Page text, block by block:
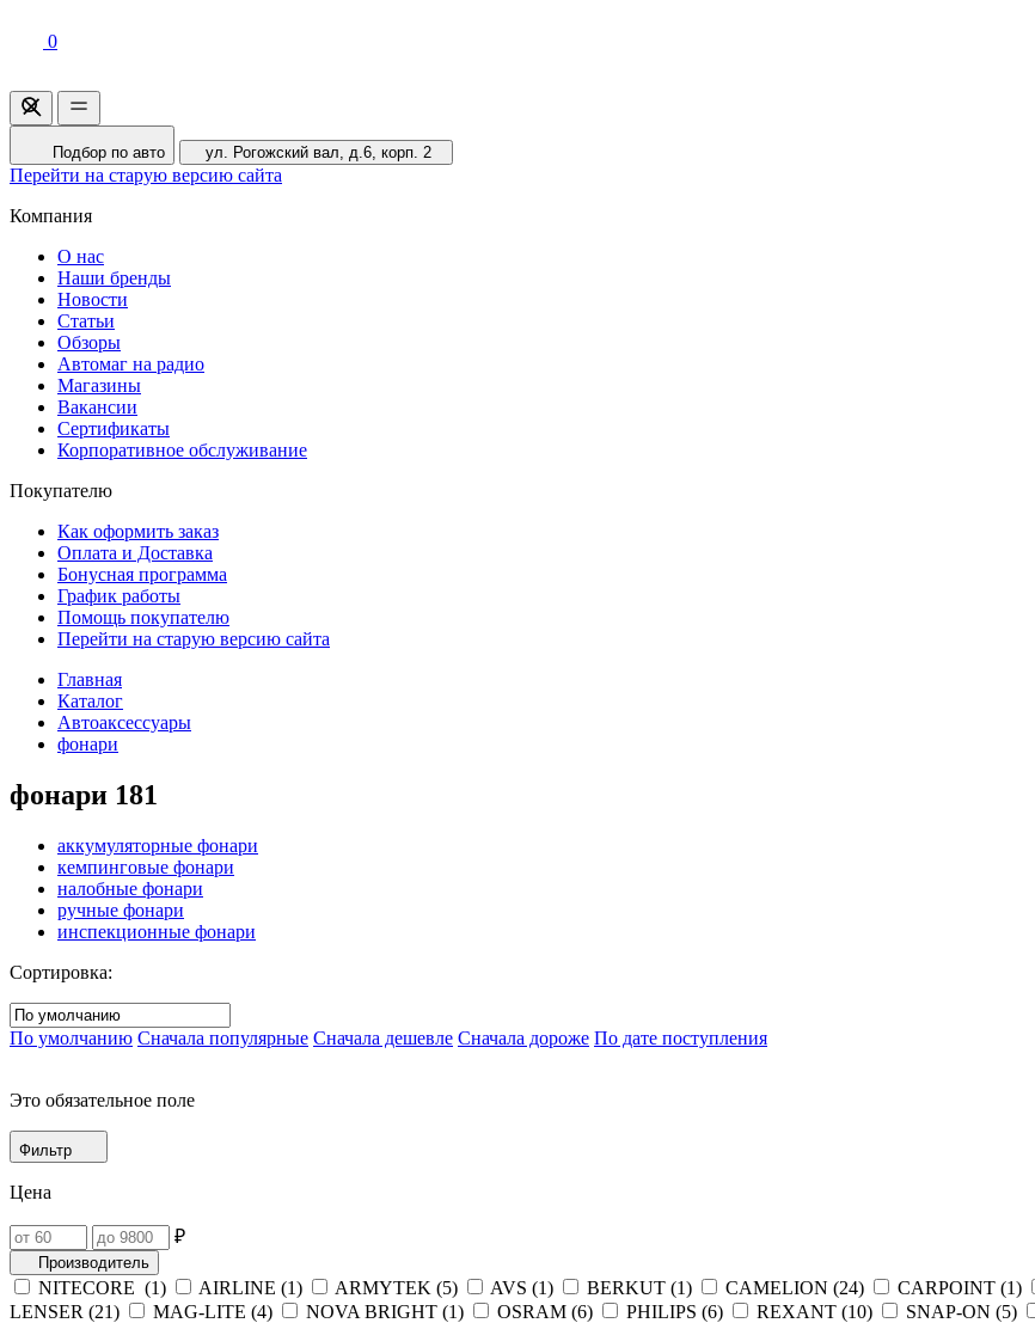
0
Подбор по авто ул. Рогожский вал, д.6, корп. 2
Перейти на старую версию сайта
Компания
О нас
Наши бренды
Новости
Статьи
Обзоры
Автомаг на радио
Магазины
Вакансии
Сертификаты
Корпоративное обслуживание
Покупателю
Как оформить заказ
Оплата и Доставка
Бонусная программа
График работы
Помощь покупателю
Перейти на старую версию сайта
Главная
Каталог
Автоаксессуары
фонари
фонари 181
аккумуляторные фонари
кемпинговые фонари
налобные фонари
ручные фонари
инспекционные фонари
Сортировка:
По умолчанию Сначала популярные Сначала дешевле Сначала дороже По дате поступления
Это обязательное поле
Фильтр
Цена
₽
Производитель
NITECORE (1) AIRLINE (1) ARMYTEK (5) AVS (1) BERKUT (1) CAMELION (24) CARPOINT (1)
LENSER (21) MAG-LITE (4) NOVA BRIGHT (1) OSRAM (6) PHILIPS (6) REXANT (10) SNAP-ON (5)